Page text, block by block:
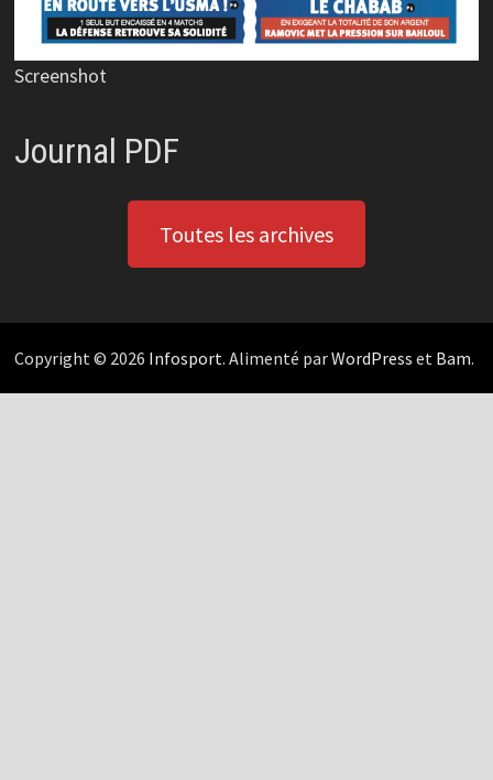
Screenshot
Journal PDF
Toutes les archives
Copyright © 2026 Infosport. Alimenté parWordPress et Bam.